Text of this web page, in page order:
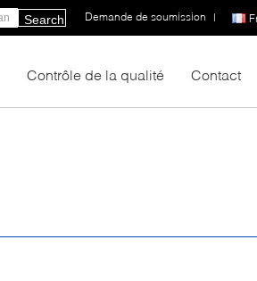
Demande de soumission |
Search
Contrôle de la qualité Contact